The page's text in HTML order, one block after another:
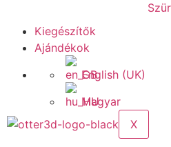
Kiegészítők
Ajándékok
English (UK)
Magyar
X